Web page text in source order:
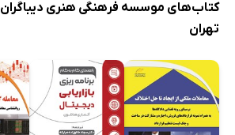
کتاب‌های موسسه فرهنگی هنری دیباگران
تهران